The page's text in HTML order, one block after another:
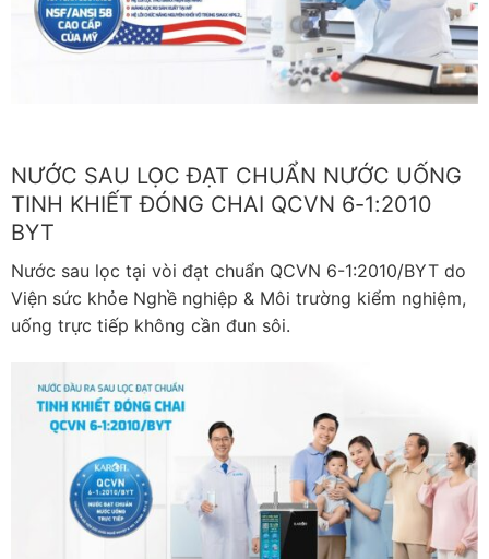
NƯỚC SAU LỌC ĐẠT CHUẨN NƯỚC UỐNG
TINH KHIẾT ĐÓNG CHAI QCVN 6-1:2010
BYT
Nước sau lọc tại vòi đạt chuẩn QCVN 6-1:2010/BYT do
Viện sức khỏe Nghề nghiệp & Môi trường kiểm nghiệm,
uống trực tiếp không cần đun sôi.